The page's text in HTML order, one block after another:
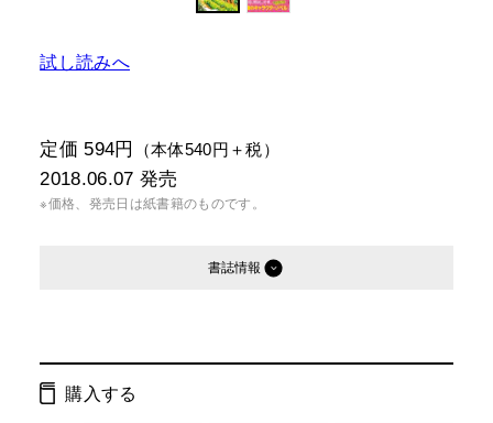
試し読みへ
定価 594円 （本体540円＋税）
2018.06.07 発売
※価格、発売日は紙書籍のものです。
書誌情報
ページ数：
購入する